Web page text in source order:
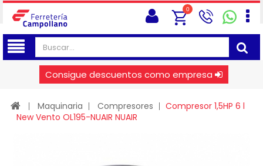
0
Consigue descuentos como empresa
Maquinaria Compresores
Compresor 1,5HP 6 l
New Vento OL195-NUAIR NUAIR